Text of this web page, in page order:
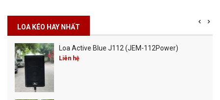
LOA KÉO HAY NHẤT
Loa Active Blue J112 (JEM-112Power)
Liên hệ